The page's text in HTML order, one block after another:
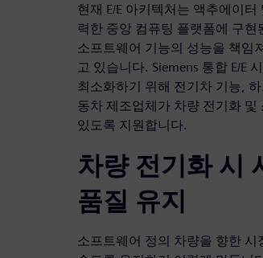
현재 E/E 아키텍처는 액추에이
력한 중앙 컴퓨팅 플랫폼에 구
소프트웨어 기능의 성능을 책임
고 있습니다. Siemens 통합 E/E
최소화하기 위해 전기차 기능,
동차 제조업체가 차량 전기화 및
있도록 지원합니다.
차량 전기화 시
품질 유지
소프트웨어 정의 차량을 향한